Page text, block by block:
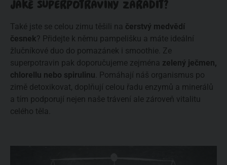
JAKÉ SUPERPOTRAVINY ZAŘADIT?
Také jste se celou zimu těšili na čerstvý medvědí
česnek? Přidejte k němu pampelišku a máte ideální
žlučníkové duo do pomazánek i smoothie. Ze
superpotravin pak doporučujeme zejména zelený ječmen,
chlorellu nebo spirulinu . Pomáhají náš organismus po
zimě detoxikovat, doplňují celou řadu enzymů a minerálů
a tím podporují nejen naše trávení ale zároveň vitalitu
celého těla.